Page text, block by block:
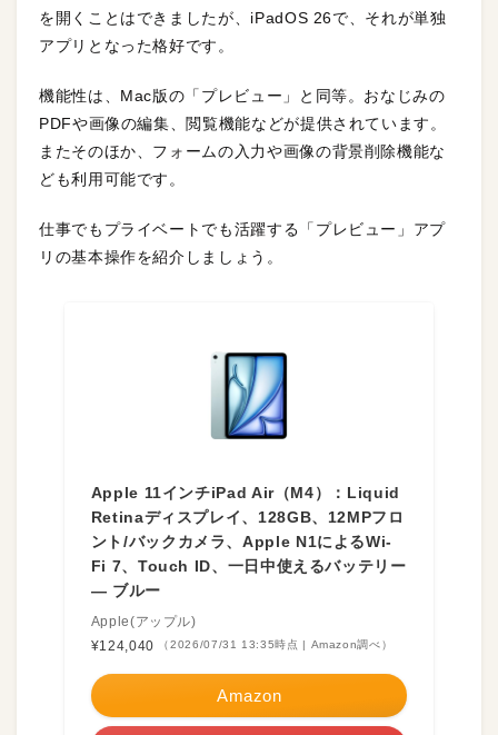
を開くことはできましたが、iPadOS 26で、それが単独
アプリとなった格好です。
機能性は、Mac版の「プレビュー」と同等。おなじみの
PDFや画像の編集、閲覧機能などが提供されています。
またそのほか、フォームの入力や画像の背景削除機能な
ども利用可能です。
仕事でもプライベートでも活躍する「プレビュー」アプ
リの基本操作を紹介しましょう。
Apple 11インチiPad Air（M4）：Liquid
Retinaディスプレイ、128GB、12MPフロ
ント/バックカメラ、Apple N1によるWi-
Fi 7、Touch ID、一日中使えるバッテリー
— ブルー
Apple(アップル)
¥124,040
（2026/07/31 13:35時点 | Amazon調べ）
Amazon